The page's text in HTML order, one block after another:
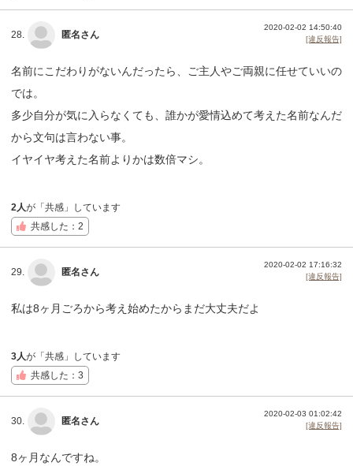
28. 匿名さん
2020-02-02 14:50:40
[違反報告]
名前にこだわりがないんだったら、ご主人やご両親に任せていいの
では。
多少自分が気に入らなくても、誰かが愛情込めて考えた名前なんだ
から文句は言わない事。
イヤイヤ考えた名前よりかは数倍マシ。
2人が「共感」しています
共感した：2
29. 匿名さん
2020-02-02 17:16:32
[違反報告]
私は8ヶ月ごろから考え始めたからまだ大丈夫だよ
3人が「共感」しています
共感した：3
30. 匿名さん
2020-02-03 01:02:42
[違反報告]
8ヶ月なんですね。